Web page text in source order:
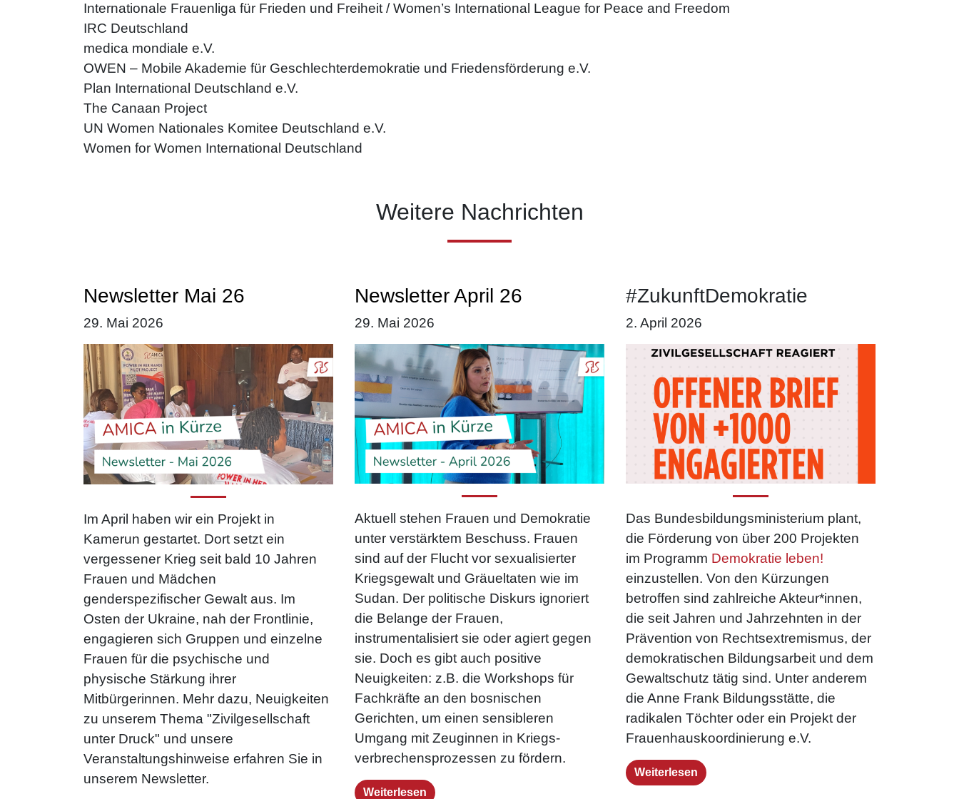
Internationale Frauenliga für Frieden und Freiheit / Women’s International League for Peace and Freedom
IRC Deutschland
medica mondiale e.V.
OWEN – Mobile Akademie für Geschlechterdemokratie und Friedensförderung e.V.
Plan International Deutschland e.V.
The Canaan Project
UN Women Nationales Komitee Deutschland e.V.
Women for Women International Deutschland
Weitere Nachrichten
Newsletter Mai 26
29. Mai 2026
Im April haben wir ein Projekt in
Kamerun gestartet. Dort setzt ein
vergessener Krieg seit bald 10 Jahren
Frauen und Mädchen
genderspezifischer Gewalt aus. Im
Osten der Ukraine, nah der Frontlinie,
engagieren sich Gruppen und einzelne
Frauen für die psychische und
physische Stärkung ihrer
Mitbürgerinnen. Mehr dazu, Neuigkeiten
zu unserem Thema "Zivilgesellschaft
unter Druck" und unsere
Veranstaltungshinweise erfahren Sie in
unserem Newsletter.
Newsletter April 26
29. Mai 2026
Aktuell stehen Frauen und Demokratie
unter verstärktem Beschuss. Frauen
sind auf der Flucht vor sexualisierter
Kriegsgewalt und Gräueltaten wie im
Sudan. Der politische Diskurs ignoriert
die Belange der Frauen,
instrumentalisiert sie oder agiert gegen
sie. Doch es gibt auch positive
Neuigkeiten: z.B. die Workshops für
Fachkräfte an den bosnischen
Gerichten, um einen sensibleren
Umgang mit Zeuginnen in Kriegs­
verbrechens­prozessen zu fördern.
Weiterlesen
#ZukunftDemokratie
2. April 2026
Das Bundesbildungsministerium plant,
die Förderung von über 200 Projekten
im Programm Demokratie leben!
einzustellen. Von den Kürzungen
betroffen sind zahlreiche Akteur*innen,
die seit Jahren und Jahrzehnten in der
Prävention von Rechtsextremismus, der
demokratischen Bildungsarbeit und dem
Gewaltschutz tätig sind. Unter anderem
die Anne Frank Bildungsstätte, die
radikalen Töchter oder ein Projekt der
Frauenhauskoordinierung e.V.
Weiterlesen